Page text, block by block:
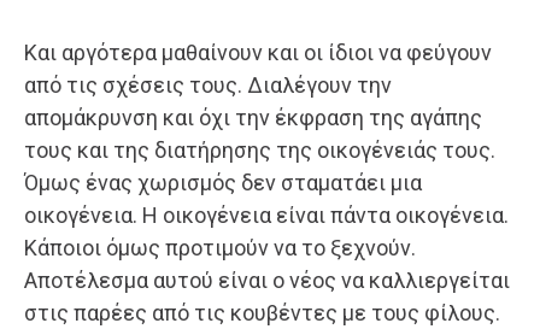
Και αργότερα μαθαίνουν και οι ίδιοι να φεύγουν
από τις σχέσεις τους. Διαλέγουν την
απομάκρυνση και όχι την έκφραση της αγάπης
τους και της διατήρησης της οικογένειάς τους.
Όμως ένας χωρισμός δεν σταματάει μια
οικογένεια. Η οικογένεια είναι πάντα οικογένεια.
Κάποιοι όμως προτιμούν να το ξεχνούν.
Αποτέλεσμα αυτού είναι ο νέος να καλλιεργείται
στις παρέες από τις κουβέντες με τους φίλους.